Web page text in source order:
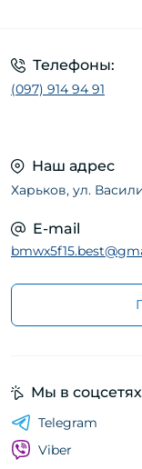
Телефоны:
(097) 914 94 91
Наш адрес
Харьков, ул.
E-mail
Мы в соцсетях
Telegram
Viber